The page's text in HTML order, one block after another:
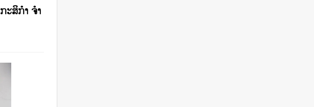
ະສິກໍາ ຈໍາ